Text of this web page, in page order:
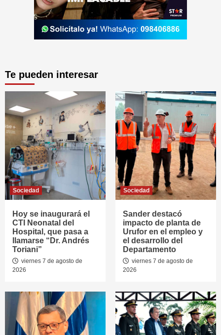
Te pueden interesar
Sociedad
Hoy se inaugurará el
CTI Neonatal del
Hospital, que pasa a
llamarse “Dr. Andrés
Toriani”
viernes 7 de agosto de
2026
Sociedad
Sander destacó
impacto de planta de
Urufor en el empleo y
el desarrollo del
Departamento
viernes 7 de agosto de
2026